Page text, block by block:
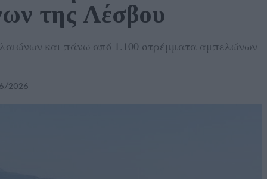
της Λέσβου
και πάνω από 1.100 στρέμματα αμπελώνων
2026